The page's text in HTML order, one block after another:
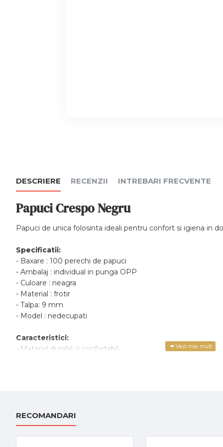
DESCRIERE RECENZII INTREBARI FRECVENTE
Papuci Crespo Negru
Papuci de unica folosinta ideali pentru confort si igiena in
Specificatii:
- Baxare : 100 perechi de papuci
- Ambalaj : individual in punga OPP
- Culoare : neagra
- Material : frotir
- Talpa: 9 mm
- Model : nedecupati
Caracteristici:
- Material durabil si confortabil.
Alege produsele din gama Hotelines.ro si completeaza
si de incredere.
RECOMANDARI